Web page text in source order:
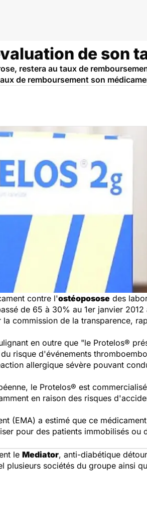
de son
restera au taux de
de remboursement son
contre l'ostéoposose des
de 65 à 30% au 1er janvier
commission de la transparence,
en outre que "le Protelos®
risque d'événements
allergique sévère pouvant
le Protelos® est
en raison des risques
(EMA) a estimé que ce
pour des patients immobilisés
le Mediator, anti-diabétique
plusieurs sociétés du groupe ainsi